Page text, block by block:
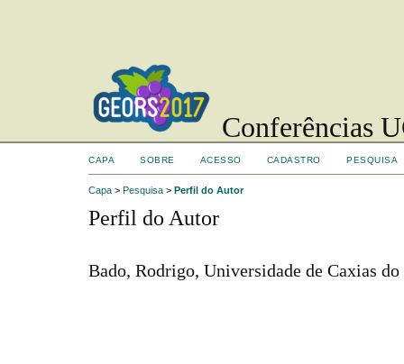
Conferências
CAPA SOBRE ACESSO CADASTRO PESQUISA
Capa > Pesquisa > Perfil do Autor
Perfil do Autor
Bado, Rodrigo, Universidade de Caxias